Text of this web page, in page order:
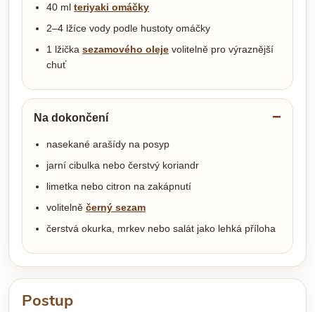
40 ml teriyaki omáčky
2–4 lžíce vody podle hustoty omáčky
1 lžička sezamového oleje volitelně pro výraznější
chuť
Na dokončení
nasekané arašídy na posyp
jarní cibulka nebo čerstvý koriandr
limetka nebo citron na zakápnutí
volitelně černý sezam
čerstvá okurka, mrkev nebo salát jako lehká příloha
Postup